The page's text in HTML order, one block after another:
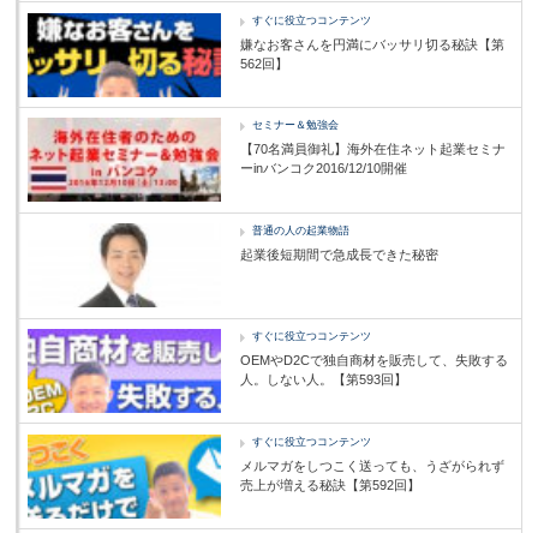
すぐに役立つコンテンツ
嫌なお客さんを円満にバッサリ切る秘訣【第
562回】
セミナー＆勉強会
【70名満員御礼】海外在住ネット起業セミナ
ーinバンコク2016/12/10開催
普通の人の起業物語
起業後短期間で急成長できた秘密
すぐに役立つコンテンツ
OEMやD2Cで独自商材を販売して、失敗する
人。しない人。【第593回】
すぐに役立つコンテンツ
メルマガをしつこく送っても、うざがられず
売上が増える秘訣【第592回】